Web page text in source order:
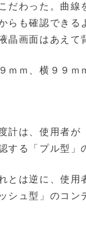
だわった。曲
らも確認できる
晶画面はあえて
ｍｍ、横９９ｍ
計は、使用者が
する「プル型」
とは逆に、使
シュ型」のコン